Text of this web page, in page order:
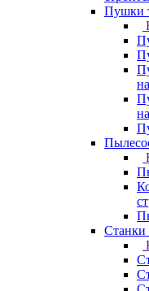
Пушки
Станки